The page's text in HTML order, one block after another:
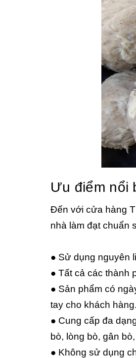
Ưu điểm nổi
Đến với cửa hàng
nhà làm đạt chuẩn
● Sử dụng nguyên
● Tất cả các thành
● Sản phẩm có
tay cho khách hàng.
● Cung cấp đa
bò, lòng bò, gân
● Không sử dụng